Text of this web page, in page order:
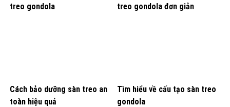
treo gondola
treo gondola đơn giản
Cách bảo dưỡng sàn treo an
toàn hiệu quả
Tìm hiểu về cấu tạo sàn treo
gondola